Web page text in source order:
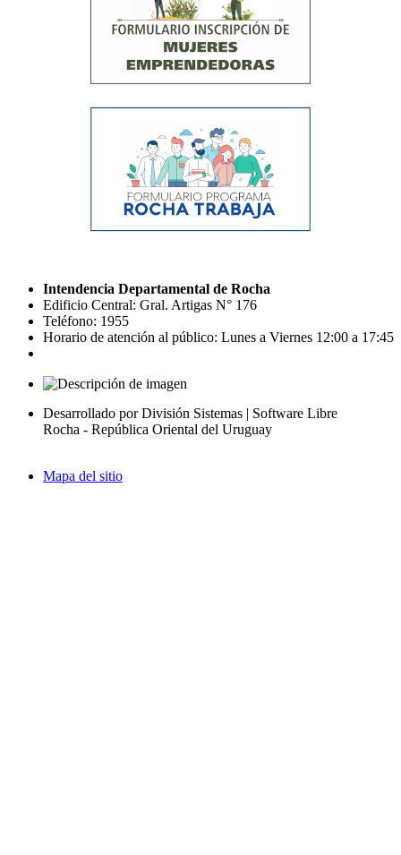
Intendencia Departamental de Rocha
Edificio Central: Gral. Artigas N° 176
Teléfono: 1955
Horario de atención al público: Lunes a Viernes 12:00 a 17:45
Desarrollado por División Sistemas | Software Libre
Rocha - República Oriental del Uruguay
Mapa del sitio